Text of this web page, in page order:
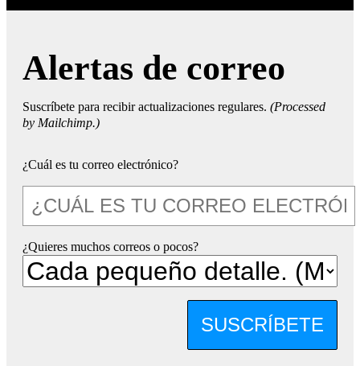
Alertas de correo
Suscríbete para recibir actualizaciones regulares. (Processed
by Mailchimp.)
¿Cuál es tu correo electrónico?
¿Quieres muchos correos o pocos?
SUSCRÍBETE